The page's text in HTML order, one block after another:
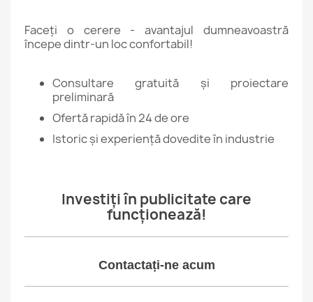
Faceți o cerere - avantajul dumneavoastră
începe dintr-un loc confortabil!
Consultare gratuită și proiectare
preliminară
Ofertă rapidă în 24 de ore
Istoric și experiență dovedite în industrie
Investiți în publicitate care
funcționează!
Contactați-ne acum